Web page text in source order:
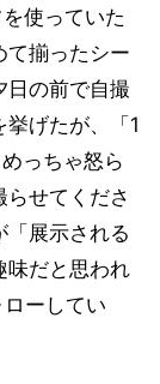
使っていた
て揃ったシー
日の前で自撮
げたが、「1
っちゃ怒ら
せてくださ
「展示される
味だと思われ
ーしてい